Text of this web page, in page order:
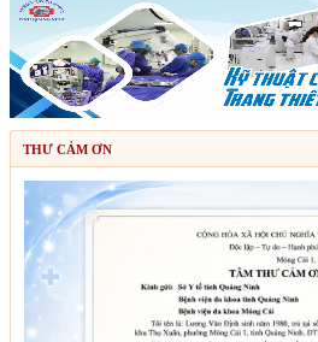
THƯ CẢM ƠN